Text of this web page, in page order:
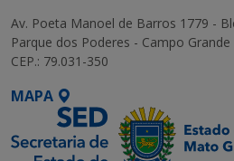
Av. Poeta Manoel de Barros 1779 -
Parque dos Poderes - Campo
CEP.: 79.031-350
MAPA